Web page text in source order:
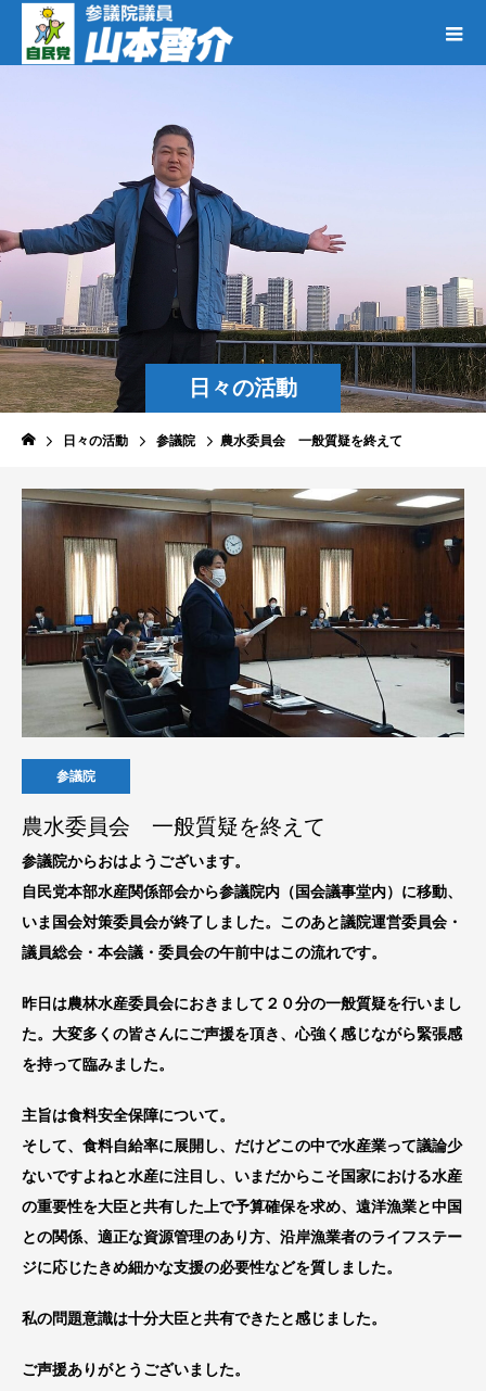
日々の活動
日々の活動 参議院 農水委員会 一般質疑を終えて
参議院
農水委員会 一般質疑を終えて
参議院からおはようございます。
自民党本部水産関係部会から参議院内（国会議事堂内）に移動、
いま国会対策委員会が終了しました。このあと議院運営委員会・
議員総会・本会議・委員会の午前中はこの流れです。
昨日は農林水産委員会におきまして２０分の一般質疑を行いまし
た。大変多くの皆さんにご声援を頂き、心強く感じながら緊張感
を持って臨みました。
主旨は食料安全保障について。
そして、食料自給率に展開し、だけどこの中で水産業って議論少
ないですよねと水産に注目し、いまだからこそ国家における水産
の重要性を大臣と共有した上で予算確保を求め、遠洋漁業と中国
との関係、適正な資源管理のあり方、沿岸漁業者のライフステー
ジに応じたきめ細かな支援の必要性などを質しました。
私の問題意識は十分大臣と共有できたと感じました。
ご声援ありがとうございました。